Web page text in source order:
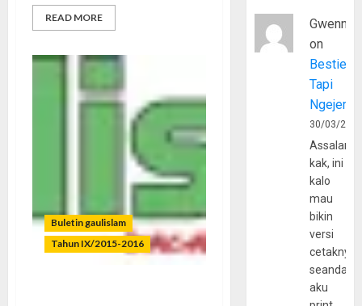
READ MORE
Buletin gaulislam
Tahun IX/2015-2016
Gwenny
on
Bestie
Tapi
30/03/
kak, ini
kalo
mau
bikin
versi
cetaknya
aku